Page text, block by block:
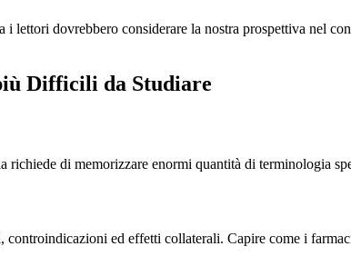
dovrebbero considerare la nostra prospettiva nel
Difficili da Studiare
di memorizzare enormi quantità di terminologia
controindicazioni ed effetti collaterali. Capire come i